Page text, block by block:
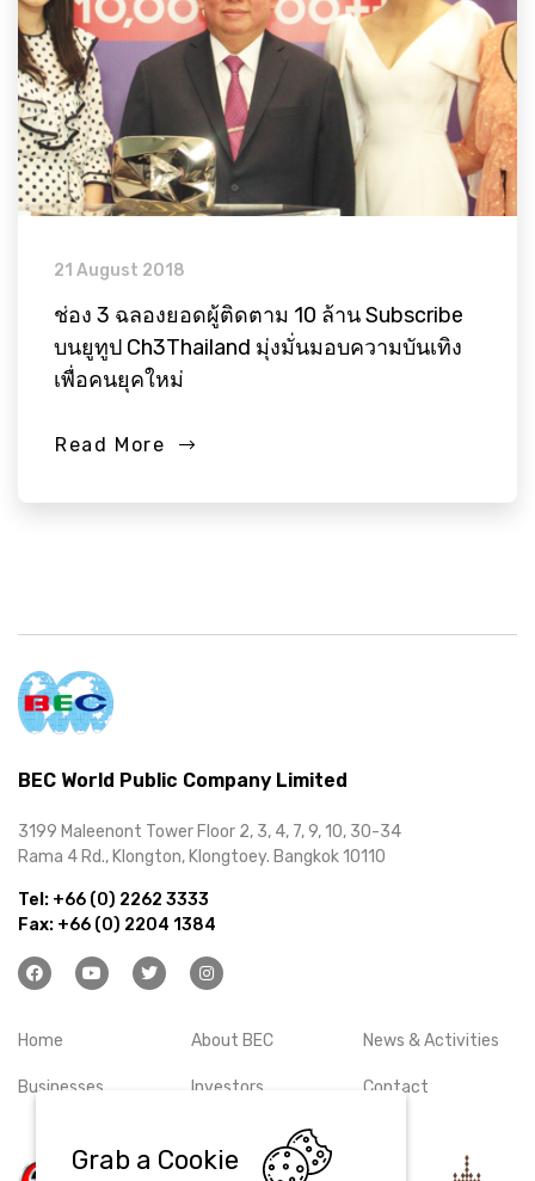
Grab a Cookie
21 August 2018
ช่อง 3 ฉลองยอดผู้ติดตาม 10 ล้าน Subscribe
บนยูทูป Ch3Thailand มุ่งมั่นมอบความบันเทิง
เพื่อคนยุคใหม่
Read More
BEC World Public Company Limited
3199 Maleenont Tower Floor 2, 3, 4, 7, 9, 10, 30-34
Rama 4 Rd., Klongton, Klongtoey. Bangkok 10110
Tel: +66 (0) 2262 3333
Fax: +66 (0) 2204 1384
Home
Businesses
About BEC
Investors
News & Activities
Contact